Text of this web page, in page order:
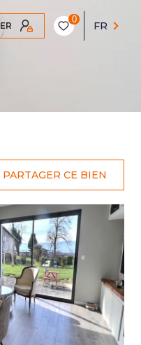
0
FR
PARTAGER CE BIEN